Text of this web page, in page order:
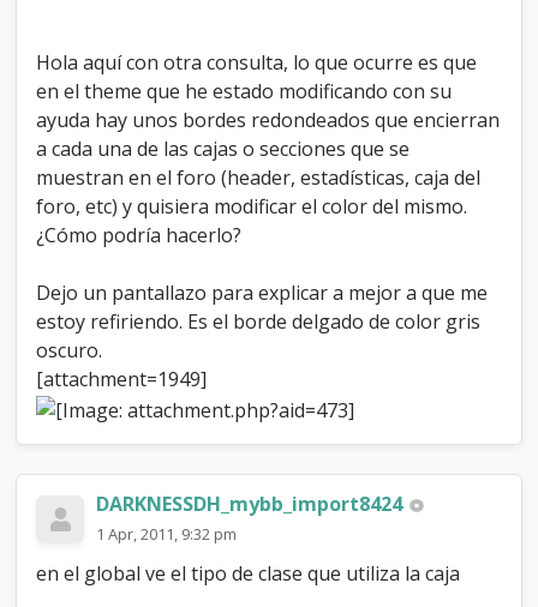
d
e
d
e
l
a
s
c
j
s
.
Hola aquí con otra consulta, lo que ocurre es que
en el theme que he estado modificando con su
ayuda hay unos bordes redondeados que encierran
a cada una de las cajas o secciones que se
muestran en el foro (header, estadísticas, caja del
foro, etc) y quisiera modificar el color del mismo.
¿Cómo podría hacerlo?
Dejo un pantallazo para explicar a mejor a que me
estoy refiriendo. Es el borde delgado de color gris
oscuro.
[attachment=1949]
DARKNESSDH_mybb_import8424
1 Apr, 2011, 9:32 pm
en el global ve el tipo de clase que utiliza la caja